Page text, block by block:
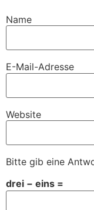
Name
E-Mail-Adresse
Website
Bitte gib eine
drei − eins =